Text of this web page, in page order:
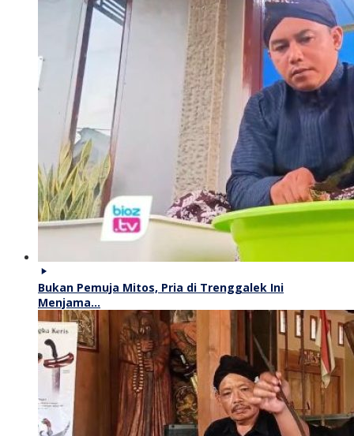
Bukan Pemuja Mitos, Pria di Trenggalek Ini
Menjama…